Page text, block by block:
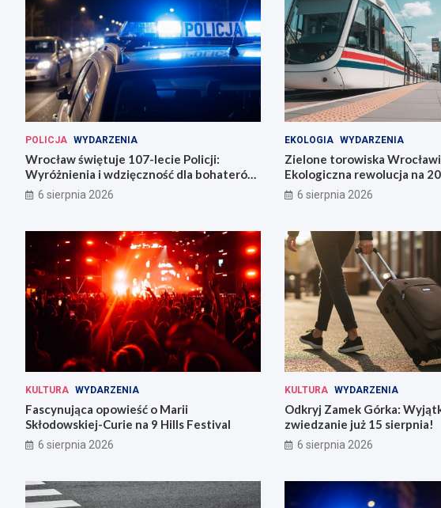
POLICJA WYDARZENIA
Wrocław świętuje 107-lecie Policji:
Wyróżnienia i wdzięczność dla bohaterów
codzienności
6 sierpnia 2026
EKOLOGIA WYDARZENIA
Zielone torowiska
Ekologiczna rewolucja na
6 sierpnia 2026
KULTURA WYDARZENIA
Fascynująca opowieść o Marii
Skłodowskiej-Curie na 9 Hills Festival
6 sierpnia 2026
KULTURA WYDARZENIA
Odkryj Zamek Górka:
zwiedzanie już 15 sierpnia!
6 sierpnia 2026